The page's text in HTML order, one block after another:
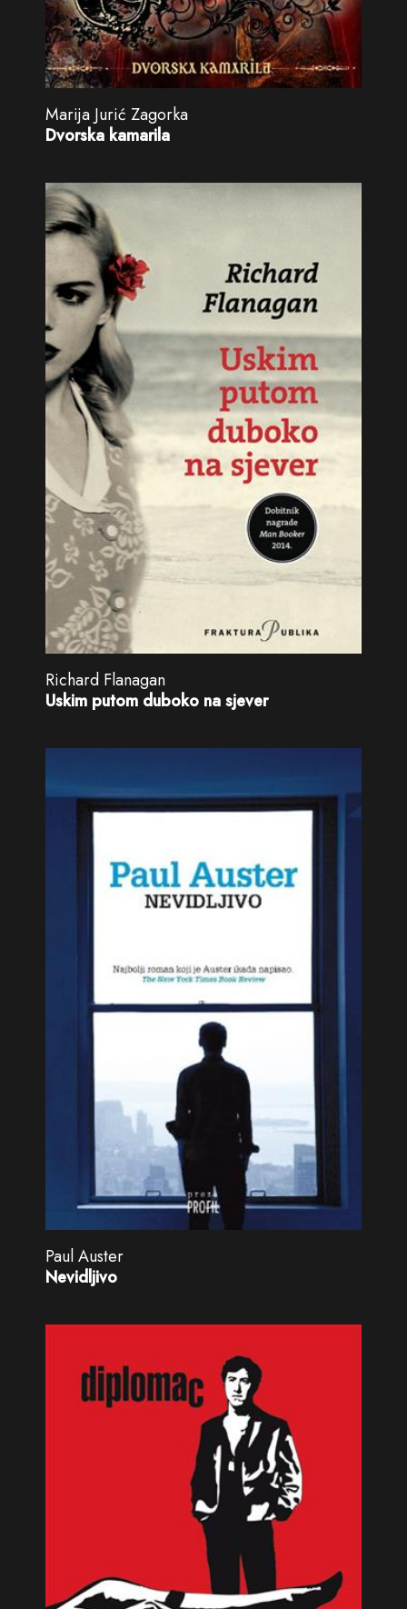
Marija Jurić Zagorka
Dvorska kamarila
Richard Flanagan
Uskim putom duboko na sjever
Paul Auster
Nevidljivo